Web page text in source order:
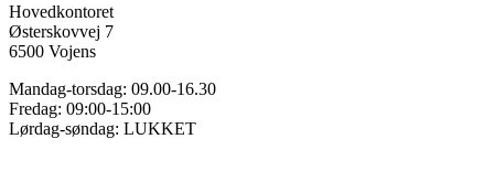
Hovedkontoret
Østerskovvej 7
6500 Vojens
Mandag-torsdag: 09.00-16.30
Fredag: 09:00-15:00
Lørdag-søndag: LUKKET